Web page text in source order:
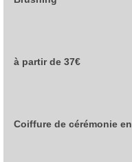
à partir de 37€
Coiffure de cérémonie